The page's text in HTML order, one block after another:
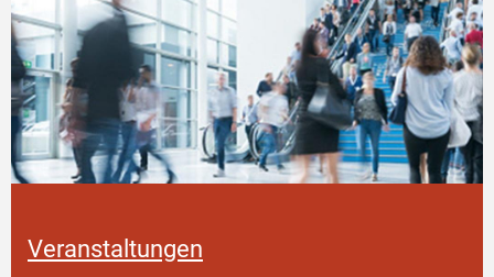
Veranstaltungen